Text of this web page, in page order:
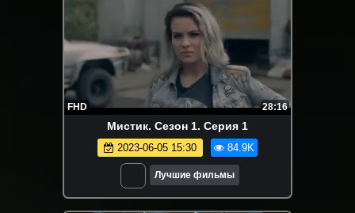
FHD 28:16
Мистик. Сезон 1. Серия 1
2023-06-05 15:30 84.9K
Лучшие фильмы